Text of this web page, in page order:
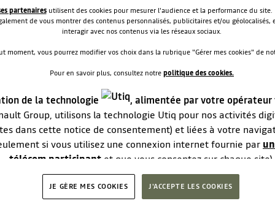
2 réponses RÉPONDRE 0
lins16564246
publique
Échec cuisant pour mon 1er essai. Les bornes de charge
ne s'ouvraient pas avec ma carte Freshmile (alors que les
étaient bien indiquées dans l'application) et la borne avec
les 5 réponses RÉPONDRE 0
partenairesutilisent des cookies pour mesurer l'audience et la performance du site.
de vous montrer des contenus personnalisés, publicitaires et/ou géolocalisés,
interagir avec nos contenus via les réseaux sociaux.
moment, vous pourrez modifier vos choix dans la rubrique "Gérer mes cookies" de
Pour en savoir plus, consultez notrepolitique des cookies.
de la technologie
, alimentée par votre
Group, utilisons la technologie Utiq pour nos activités
dans cette notice de consentement) et liées à votre
si vous utilisez une connexion internet fournie par
télécom participantet que vous consentez sur chaque site).
Utiq a été conçue pour la protection de vos données
vous offrant choix et contrôle.
un identifiant créé par votre opérateur télécom basé sur
JE GÈRE MES COOKIES J'ACCEPTE LES COOKIES